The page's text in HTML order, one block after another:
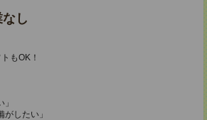
し
もOK！
がしたい」